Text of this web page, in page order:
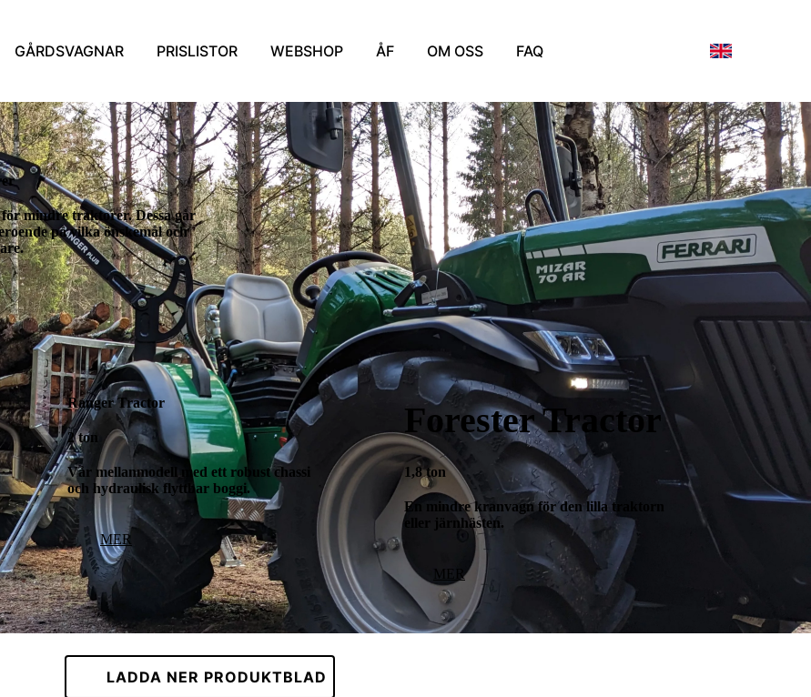
GÅRDSVAGNAR PRISLISTOR WEBSHOP ÅF OM OSS FAQ
mindre traktorer. Dessa går
på vilka önskemål och
Ranger Tractor
2 ton
Vår mellanmodell med ett robust chassi
och hydraulisk flyttbar boggi.
MER
Forester Tractor
1,8 ton
En mindre kranvagn för den lilla traktorn
eller järnhästen.
MER
LADDA NER PRODUKTBLAD